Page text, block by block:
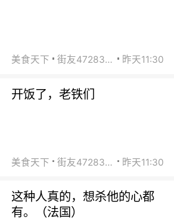
美食天下 街友472838572 昨天11:30
开饭了，老铁们
美食天下 街友472838572 昨天11:30
这种人真的，想杀他的心都
有。（法国）